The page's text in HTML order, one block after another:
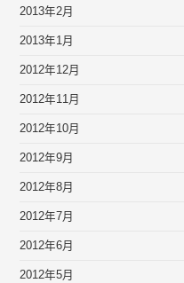
2013年2月
2013年1月
2012年12月
2012年11月
2012年10月
2012年9月
2012年8月
2012年7月
2012年6月
2012年5月